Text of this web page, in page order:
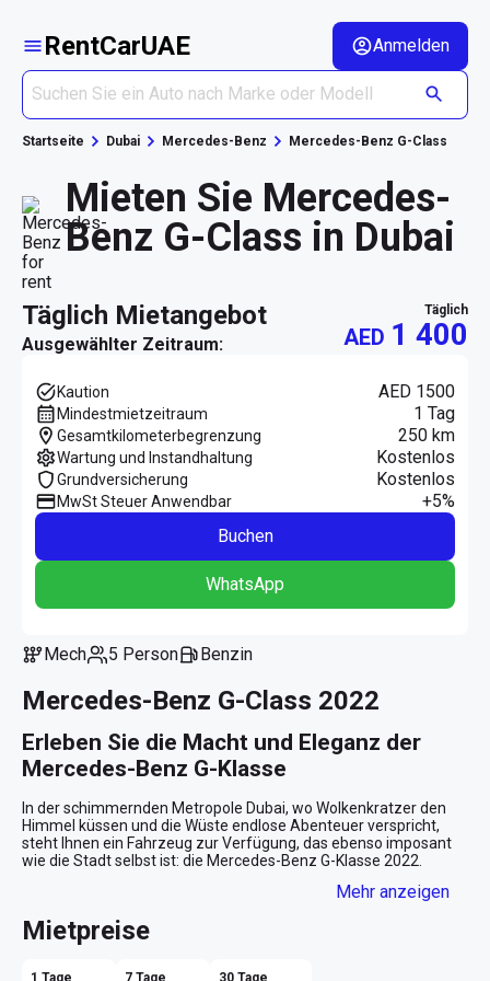
RentCarUAE Anmelden
Startseite Dubai Mercedes-Benz Mercedes-Benz G-Class
Mieten Sie Mercedes-
Benz G-Class in Dubai
täglich Mietangebot
Ausgewählter Zeitraum:
täglich
AED 1 400
Kaution AED 1500
Mindestmietzeitraum 1 Tag
Gesamtkilometerbegrenzung 250 km
Wartung und Instandhaltung Kostenlos
Grundversicherung Kostenlos
MwSt Steuer Anwendbar
+5%
Buchen
WhatsApp
Mech 5 Person Benzin
Mercedes-Benz G-Class 2022
Erleben Sie die Macht und Eleganz der
Mercedes-Benz G-Klasse
In der schimmernden Metropole Dubai, wo Wolkenkratzer den
Himmel küssen und die Wüste endlose Abenteuer verspricht,
steht Ihnen ein Fahrzeug zur Verfügung, das ebenso imposant
wie die Stadt selbst ist: die Mercedes-Benz G-Klasse 2022.
Eleganz und bietet Ihnen ein Fahrerlebnis, das Sie nie vergessen
Außergewöhnliches Design und Stil
Mehr anzeigen
Mietpreise
1 Tage
7 Tage
30 Tage